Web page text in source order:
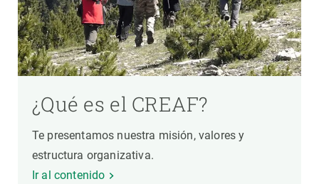
¿Qué es el CREAF?
Te presentamos nuestra misión, valores y
estructura organizativa.
Ir al contenido